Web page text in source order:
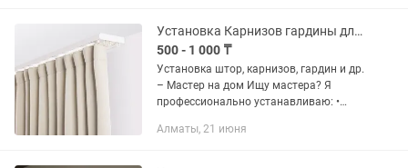
Аккуратно ✅ По...
Установка Карнизов гардины для штор!Быстро и надежно!
500 - 1 000 ₸
Установка штор, карнизов, гардин и др.
– Мастер на дом Ищу мастера? Я
профессионально устанавливаю: •
потолочные) • Гардины, штанги,
Алматы, 21 июня